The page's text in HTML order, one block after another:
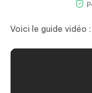
Voici le guide vidéo :